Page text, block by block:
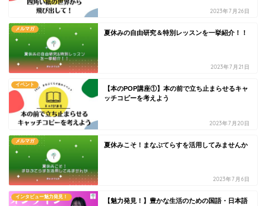
2023年7月26日
メルマガ
夏休みの自由研究＆特別レッスンを一挙紹介！！
2023年7月21日
イベント
【本のPOP講座①】本の前で立ち止まらせるキャ
ッチコピーを考えよう
2023年7月20日
メルマガ
夏休みこそ！まなぶてらすを活用してみませんか
2023年7月6日
インタビュー魅力発見！
【魅力発見！】豊かな生活のための国語・日本語